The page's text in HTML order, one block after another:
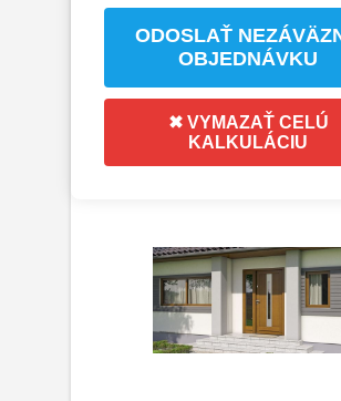
ODOSLAŤ
OBJEDNÁVKU
✖ VYMAZAŤ CELÚ
KALKULÁCIU